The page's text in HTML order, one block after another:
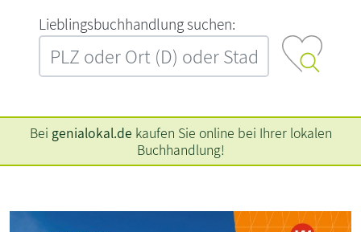
L‍i‍e‍b‍l‍i‍n‍g‍s‍b‍u‍c‍h‍h‍a‍n‍d‍l‍u‍n‍g‍ ‍s‍u‍c‍h‍e‍n‍:‍
Bei genialokal.de kaufen Sie online bei Ihrer lokalen
Buchhandlung!